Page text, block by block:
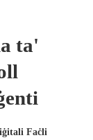
ta'
Faċli